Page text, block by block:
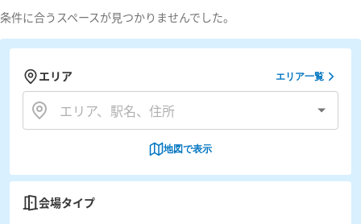
条件に合うスペースが見つかりませんでした。
エリア エリア一覧
地図で表示
会場タイプ